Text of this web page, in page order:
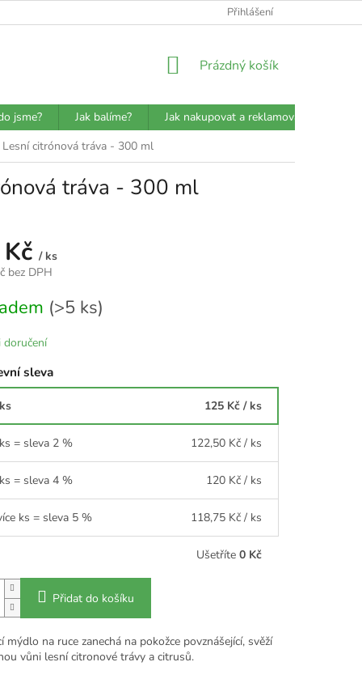
JAK BALÍME?
Přihlášení
NÁKUPNÍ
Prázdný košík
jsme? Jak balíme? Jak nakupovat a reklamovat?
citrónová tráva - 300 ml
tráva - 300 ml
/ ks
bez DPH
(>5 ks)
sleva
125 Kč / ks
= sleva 2 % 122,50 Kč / ks
= sleva 4 % 120 Kč / ks
ks = sleva 5 % 118,75 Kč / ks
Ušetříte 0 Kč
Přidat do košíku
mýdlo na ruce zanechá na pokožce povznášející, svěží
vůni lesní citronové trávy a citrusů.